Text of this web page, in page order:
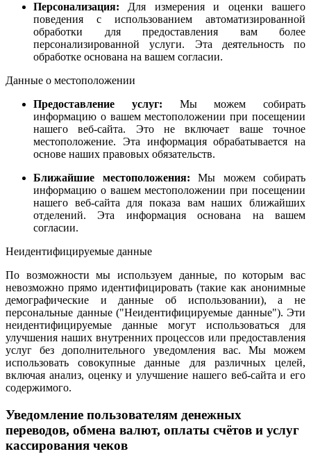
Персонализация: Для измерения и оценки вашего
поведения с использованием автоматизированной
обработки для предоставления вам более
персонализированной услуги. Эта деятельность по
обработке основана на вашем согласии.
Данные о местоположении
Предоставление услуг: Мы можем собирать
информацию о вашем местоположении при посещении
нашего веб-сайта. Это не включает ваше точное
местоположение. Эта информация обрабатывается на
основе наших правовых обязательств.
Ближайшие местоположения: Мы можем собирать
информацию о вашем местоположении при посещении
нашего веб-сайта для показа вам наших ближайших
отделений. Эта информация основана на вашем
согласии.
Неидентифицируемые данные
По возможности мы используем данные, по которым вас
невозможно прямо идентифицировать (такие как анонимные
демографические и данные об использовании), а не
персональные данные ("Неидентифицируемые данные"). Эти
неидентифицируемые данные могут использоваться для
улучшения наших внутренних процессов или предоставления
услуг без дополнительного уведомления вас. Мы можем
использовать совокупные данные для различных целей,
включая анализ, оценку и улучшение нашего веб-сайта и его
содержимого.
Уведомление пользователям денежных
переводов, обмена валют, оплаты счётов и услуг
кассирования чеков